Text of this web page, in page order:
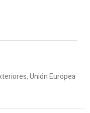
Unión Europea